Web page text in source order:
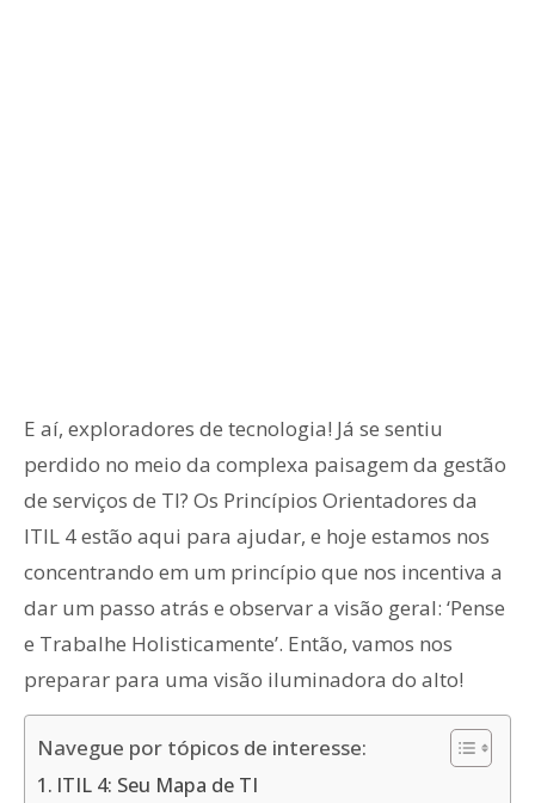
E aí, exploradores de tecnologia! Já se sentiu
perdido no meio da complexa paisagem da gestão
de serviços de TI? Os Princípios Orientadores da
ITIL 4 estão aqui para ajudar, e hoje estamos nos
concentrando em um princípio que nos incentiva a
dar um passo atrás e observar a visão geral: ‘Pense
e Trabalhe Holisticamente’. Então, vamos nos
preparar para uma visão iluminadora do alto!
Navegue por tópicos de interesse:
ITIL 4: Seu Mapa de TI